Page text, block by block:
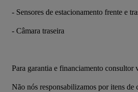
- Sensores de estacionamento frente e
- Câmara traseira
Para garantia e financiamento consultor
Não nós responsabilizamos por itens de